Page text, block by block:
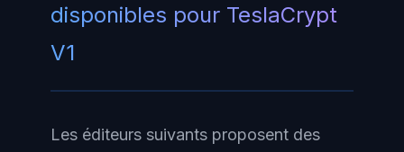
disponibles pour TeslaCrypt
V1
Les éditeurs suivants proposent des